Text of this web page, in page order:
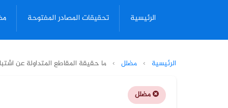
الرئيسية تحقيقات المصادر المفتوحة
الرئيسية › مضلل › ما حقيقة المقاطع المتداولة عن
مضلل